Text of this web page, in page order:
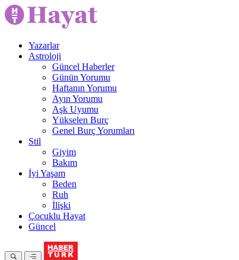
Yazarlar
Astroloji
Güncel Haberler
Günün Yorumu
Haftanın Yorumu
Ayın Yorumu
Aşk Uyumu
Yükselen Burç
Genel Burç Yorumları
Stil
Giyim
Bakım
İyi Yaşam
Beden
Ruh
İlişki
Çocuklu Hayat
Güncel